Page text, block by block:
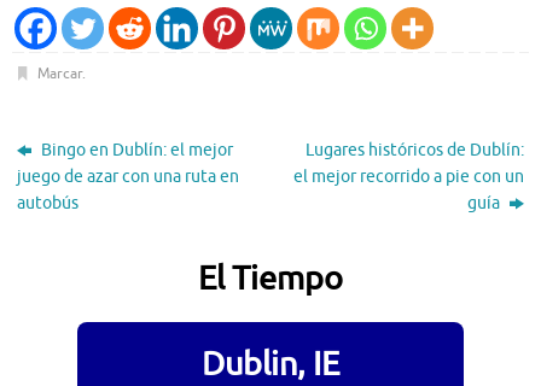
Marcar.
Bingo en Dublín: el mejor
juego de azar con una ruta en
autobús
Lugares históricos de Dublín:
el mejor recorrido a pie con un
guía
El Tiempo
Dublin, IE